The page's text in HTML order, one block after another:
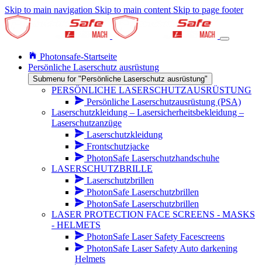
Skip to main navigation Skip to main content Skip to page footer
Photonsafe-Startseite
Persönliche Laserschutz ausrüstung
Submenu for "Persönliche Laserschutz ausrüstung"
PERSÖNLICHE LASERSCHUTZAUSRÜSTUNG
Persönliche Laserschutzausrüstung (PSA)
Laserschutzkleidung – Lasersicherheitsbekleidung –
Laserschutzanzüge
Laserschutzkleidung
Frontschutzjacke
PhotonSafe Laserschutzhandschuhe
LASERSCHUTZBRILLE
Laserschutzbrillen
PhotonSafe Laserschutzbrillen
PhotonSafe Laserschutzbrillen
LASER PROTECTION FACE SCREENS - MASKS
- HELMETS
PhotonSafe Laser Safety Facescreens
PhotonSafe Laser Safety Auto darkening
Helmets